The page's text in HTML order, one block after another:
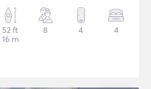
52 ft
16 m
8 4 4